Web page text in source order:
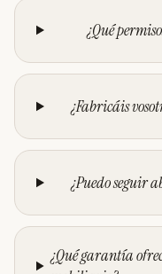
¿Qué
¿Fabricáis
¿Puedo seguir
¿Qué garantía